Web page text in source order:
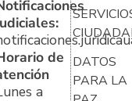
de
a
DATOS
PARA LA